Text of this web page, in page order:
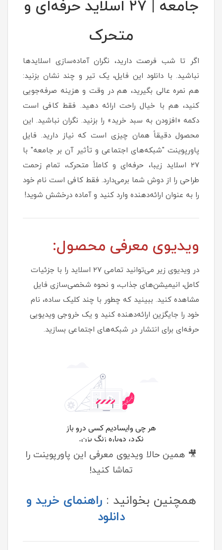
جامعه | ۲۷ اسلاید حرفه‌ای و
متحرک
اگر تا شب فرصت دارید، نگران آماده‌سازی اسلایدها
نباشید. با دانلود این فایل، یک تیر و چند نشان بزنید:
هم نمره عالی بگیرید، هم در وقت و هزینه صرفه‌جویی
کنید، هم با خیال راحت ارائه دهید. فقط کافی است
دکمه «افزودن به سبد خرید» را بزنید. نگران نباشید. این
محصول دقیقاً همان چیزی است که نیاز دارید. فایل
پاورپوینت "شبکه‌های اجتماعی و تأثیر آن بر جامعه" با
۲۷ اسلاید زیبا، حرفه‌ای و کاملاً متحرک، تمام زحمت
طراحی را از دوش شما برمی‌دارد. فقط کافی است نام خود
را به عنوان ارائه‌دهنده وارد کنید و آماده درخشش شوید!
ویدیوی معرفی محصول:
در ویدیوی زیر می‌توانید تمامی ۲۷ اسلاید را با جزئیات
کامل، انیمیشن‌های جذاب، و نحوه شخصی‌سازی فایل
مشاهده کنید. ببینید که چطور با چند کلیک ساده، نام
خود را جایگزین ارائه‌دهنده کنید و یک خروجی ویدیویی
حرفه‌ای برای انتشار در شبکه‌های اجتماعی بسازید.
🎥 همین حالا ویدیوی معرفی این پاورپوینت را
تماشا کنید!
همچنین بخوانید :راهنمای خرید و
دانلود